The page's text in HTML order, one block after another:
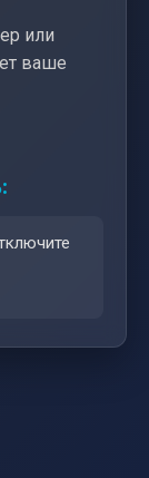
или
ваше